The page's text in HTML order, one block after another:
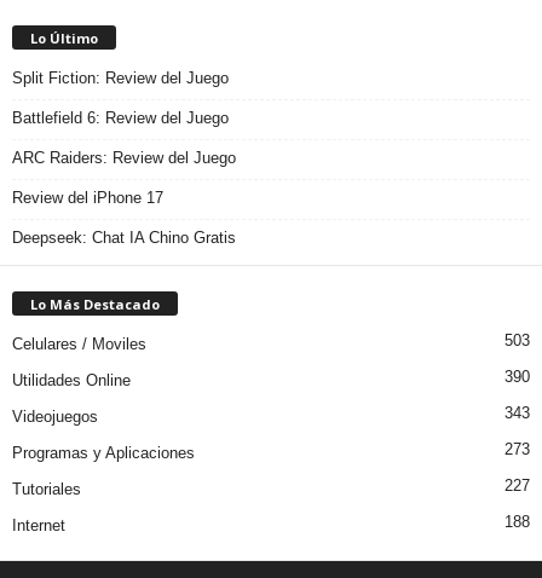
Lo Último
Split Fiction: Review del Juego
Battlefield 6: Review del Juego
ARC Raiders: Review del Juego
Review del iPhone 17
Deepseek: Chat IA Chino Gratis
Lo Más Destacado
Celulares / Moviles 503
Utilidades Online 390
Videojuegos 343
Programas y Aplicaciones 273
Tutoriales 227
Internet 188